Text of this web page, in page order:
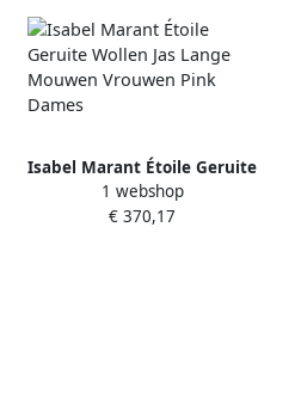
Isabel Marant Étoile Geruite
Wollen Jas Lange Mouwen
Vrouwen Pink Dames
1 webshop
€ 370,17